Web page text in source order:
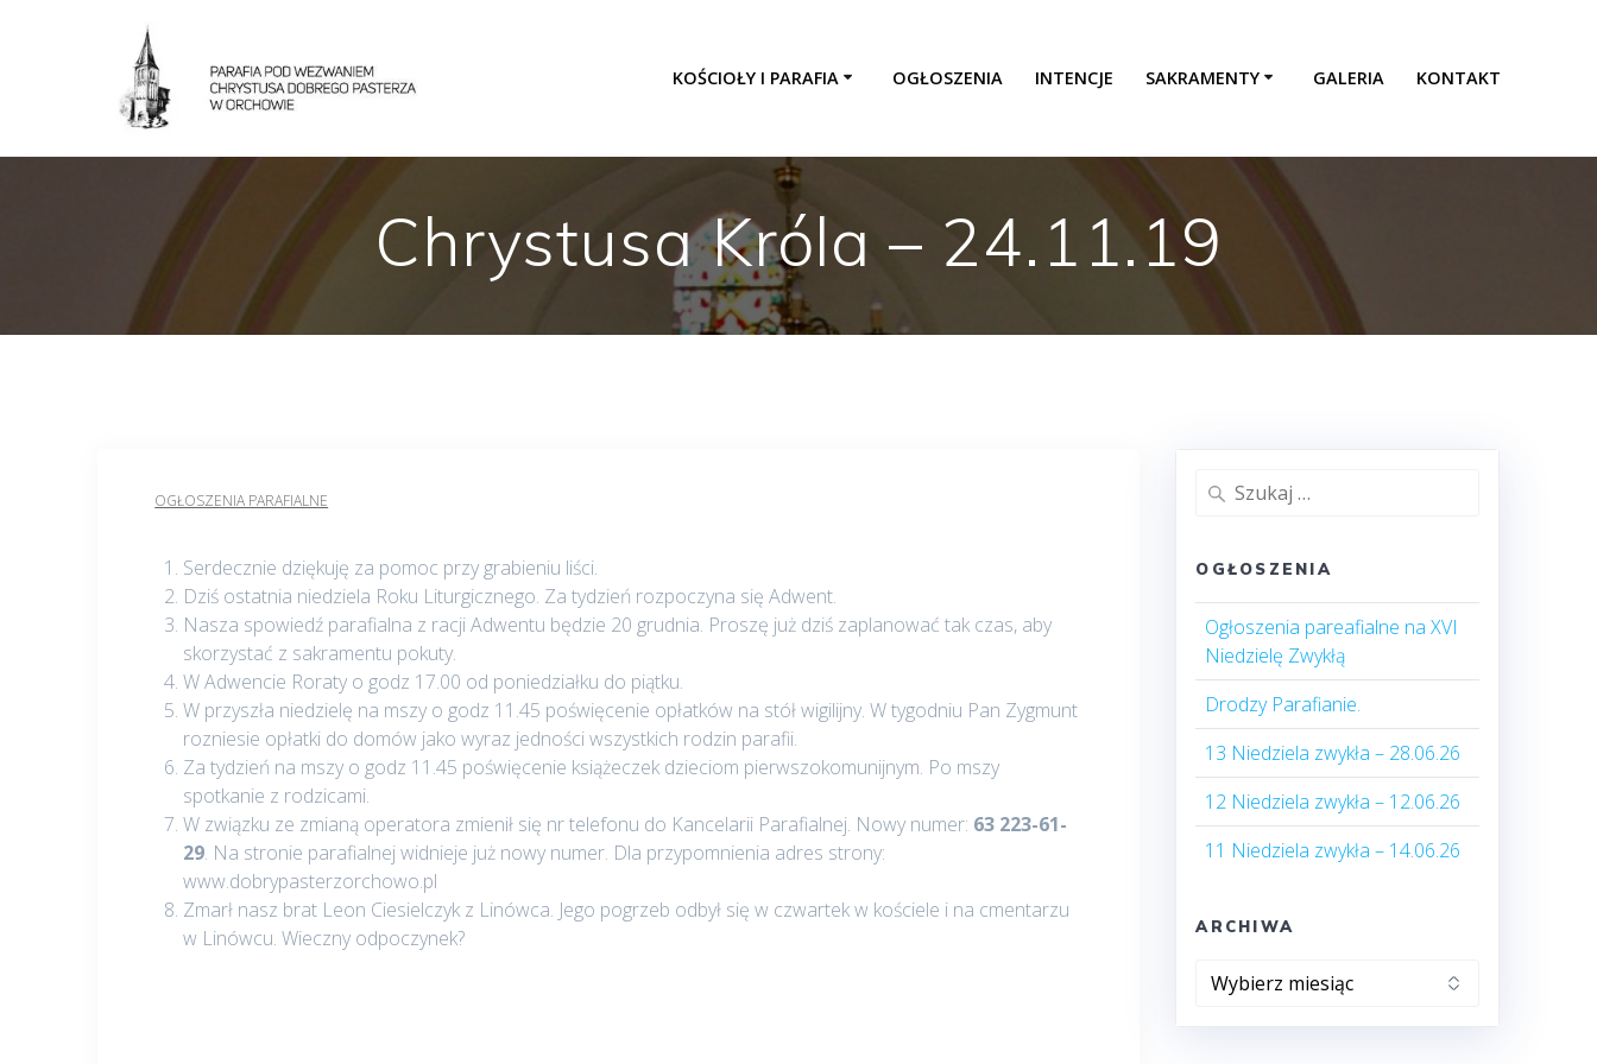
KOŚCIOŁY I PARAFIA OGŁOSZENIA INTENCJE SAKRAMENTY GALERIA KONTAKT
Chrystusa Króla – 24.11.19
OGŁOSZENIA PARAFIALNE
Serdecznie dziękuję za pomoc przy grabieniu liści.
Dziś ostatnia niedziela Roku Liturgicznego. Za tydzień rozpoczyna się Adwent.
Nasza spowiedź parafialna z racji Adwentu będzie 20 grudnia. Proszę już dziś zaplanować tak czas, aby
skorzystać z sakramentu pokuty.
W Adwencie Roraty o godz 17.00 od poniedziałku do piątku.
W przyszła niedzielę na mszy o godz 11.45 poświęcenie opłatków na stół wigilijny. W tygodniu Pan Zygmunt
rozniesie opłatki do domów jako wyraz jedności wszystkich rodzin parafii.
Za tydzień na mszy o godz 11.45 poświęcenie książeczek dzieciom pierwszokomunijnym. Po mszy
spotkanie z rodzicami.
W związku ze zmianą operatora zmienił się nr telefonu do Kancelarii Parafialnej. Nowy numer: 63 223-61-
29. Na stronie parafialnej widnieje już nowy numer. Dla przypomnienia adres strony:
www.dobrypasterzorchowo.pl
Zmarł nasz brat Leon Ciesielczyk z Linówca. Jego pogrzeb odbył się w czwartek w kościele i na cmentarzu
w Linówcu. Wieczny odpoczynek?
Szukaj:
OGŁOSZENIA
Ogłoszenia pareafialne na XVI
Niedzielę Zwykłą
Drodzy Parafianie.
13 Niedziela zwykła – 28.06.26
12 Niedziela zwykła – 12.06.26
11 Niedziela zwykła – 14.06.26
ARCHIWA
Archiwa